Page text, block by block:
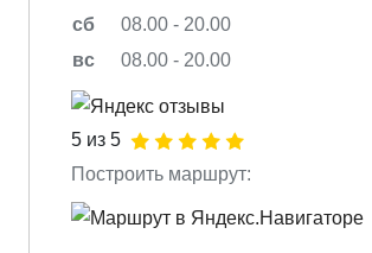
сб
08.00 - 20.00
вс
08.00 - 20.00
5 из 5
Построить маршрут: